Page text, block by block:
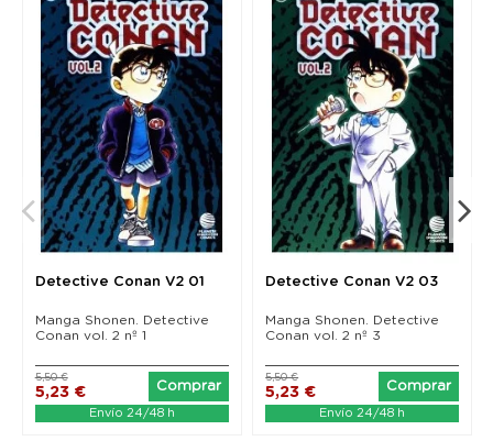
Detective Conan V2 01
Manga Shonen. Detective
Conan vol. 2 nº 1
5,23 €
5,50 €
Comprar
Envío 24/48 h
Detective Conan V2 03
Manga Shonen. Detective
Conan vol. 2 nº 3
5,23 €
5,50 €
Comprar
Envío 24/48 h